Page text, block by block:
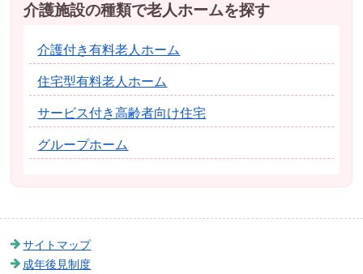
介護施設の種類で老人ホームを探す
介護付き有料老人ホーム
住宅型有料老人ホーム
サービス付き高齢者向け住宅
グループホーム
サイトマップ
成年後見制度